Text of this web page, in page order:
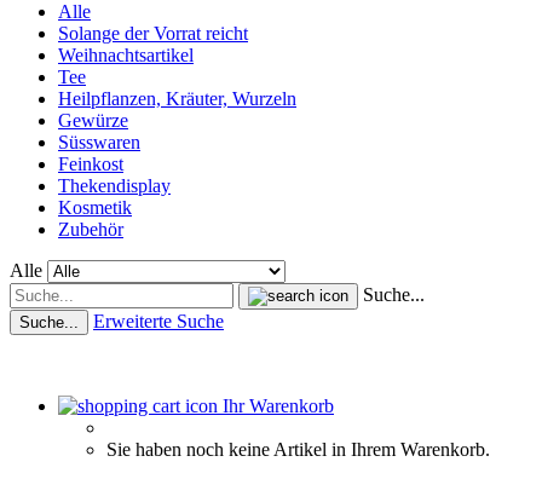
Alle
Solange der Vorrat reicht
Weihnachtsartikel
Tee
Heilpflanzen, Kräuter, Wurzeln
Gewürze
Süsswaren
Feinkost
Thekendisplay
Kosmetik
Zubehör
Alle
Suche...
Suche... Erweiterte Suche
Ihr Warenkorb
Sie haben noch keine Artikel in Ihrem Warenkorb.